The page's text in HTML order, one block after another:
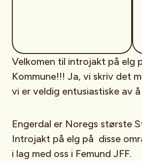
Velkomen til introjakt på elg
Kommune!!! Ja, vi skriv det
vi er veldig entusiastiske av
Engerdal er Noregs største
Introjakt på elg på disse
i lag med oss i Femund JFF.